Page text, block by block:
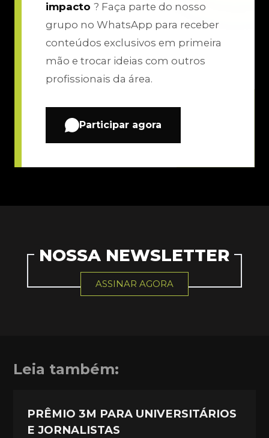
impacto ? Faça parte do nosso
grupo no WhatsApp para receber
conteúdos exclusivos em primeira
mão e trocar ideias com outros
profissionais da área.
Participar agora
NOSSA NEWSLETTER
ASSINAR AGORA
Leia também:
PRÊMIO 3M PARA UNIVERSITÁRIOS
E JORNALISTAS